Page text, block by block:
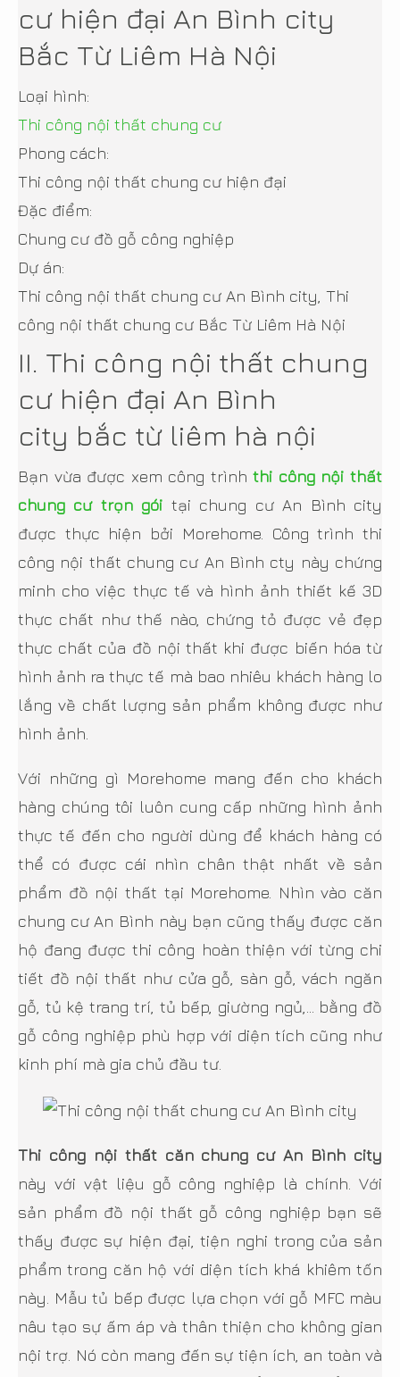
cư hiện đại An Bình city
Bắc Từ Liêm Hà Nội
Loại hình:
Thi công nội thất chung cư
Phong cách:
Thi công nội thất chung cư hiện đại
Đặc điểm:
Chung cư đồ gỗ công nghiệp
Dự án:
Thi công nội thất chung cư An Bình city, Thi
công nội thất chung cư Bắc Từ Liêm Hà Nội
II. Thi công nội thất chung
cư hiện đại An Bình
city bắc từ liêm hà nội
Bạn vừa được xem công trìnhthi công nội thất
chung cư trọn gói tại chung cư An Bình city
được thực hiện bởi Morehome. Công trình thi
công nội thất chung cư An Bình cty này chứng
minh cho việc thực tế và hình ảnh thiết kế 3D
thực chất như thế nào, chứng tỏ được vẻ đẹp
thực chất của đồ nội thất khi được biến hóa từ
hình ảnh ra thực tế mà bao nhiêu khách hàng lo
lắng về chất lượng sản phẩm không được như
hình ảnh.
Với những gì Morehome mang đến cho khách
hàng chúng tôi luôn cung cấp những hình ảnh
thực tế đến cho người dùng để khách hàng có
thể có được cái nhìn chân thật nhất về sản
phẩm đồ nội thất tại Morehome. Nhìn vào căn
chung cư An Bình này bạn cũng thấy được căn
hộ đang được thi công hoàn thiện với từng chi
tiết đồ nội thất như cửa gỗ, sàn gỗ, vách ngăn
gỗ, tủ kệ trang trí, tủ bếp, giường ngủ,… bằng đồ
gỗ công nghiệp phù hợp với diện tích cũng như
kinh phí mà gia chủ đầu tư.
Thi công nội thất căn chung cư An Bình city
này với vật liệu gỗ công nghiệp là chính. Với
sản phẩm đồ nội thất gỗ công nghiệp bạn sẽ
thấy được sự hiện đại, tiện nghi trong của sản
phẩm trong căn hộ với diện tích khá khiêm tốn
này. Mẫu tủ bếp được lựa chọn với gỗ MFC màu
nâu tạo sự ấm áp và thân thiện cho không gian
nội trợ. Nó còn mang đến sự tiện ích, an toàn và